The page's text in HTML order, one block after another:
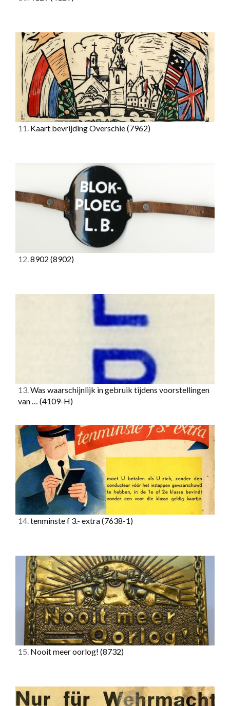
11. Kaart bevrijding Overschie(7962)
12.8902 (8902)
13.Was waarschijnlijk in gebruik tijdens voorstellingen
van … (4109-H)
14.tenminste f 3.- extra(7638-1)
15. Nooit meer oorlog! (8732)